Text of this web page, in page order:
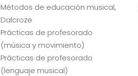
Métodos de educación musical,
Dalcroze
Prácticas de profesorado
(música y movimiento)
Prácticas de profesorado
(lenguaje musical)